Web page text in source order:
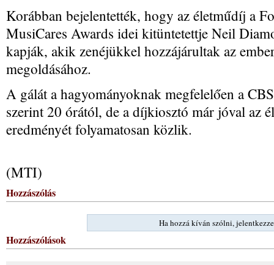
Korábban bejelentették, hogy az életműdíj a
MusiCares Awards idei kitüntetettje Neil
kapják, akik zenéjükkel hozzájárultak az
megoldásához.
A gálát a hagyományoknak megfelelően a
szerint 20 órától, de a díjkiosztó már jóval az
eredményét folyamatosan közlik.
(MTI)
Hozzászólás
Ha hozzá kíván szólni,
Hozzászólások